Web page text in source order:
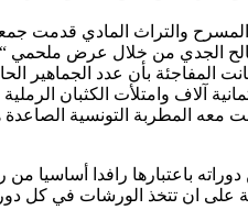
آلاف وامتلأت الكثبان
باعتبارها رافدا أساسيا
على ان تتخذ الورشات في كل